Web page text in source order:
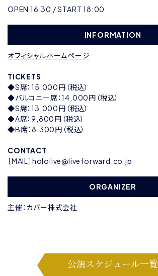
OPEN 16:30 / START 18:00
INFORMATION
オフィシャルホームページ
TICKETS
◆S席：15,000円（税込）
◆バルコニー席：14,000円（税込）
◆S席：13,000円（税込）
◆A席：9,800円（税込）
◆B席：8,300円（税込）
CONTACT
［MAIL］hololive@liveforward.co.jp
ORGANIZER
主催：カバー株式会社
公演スケジュール一覧